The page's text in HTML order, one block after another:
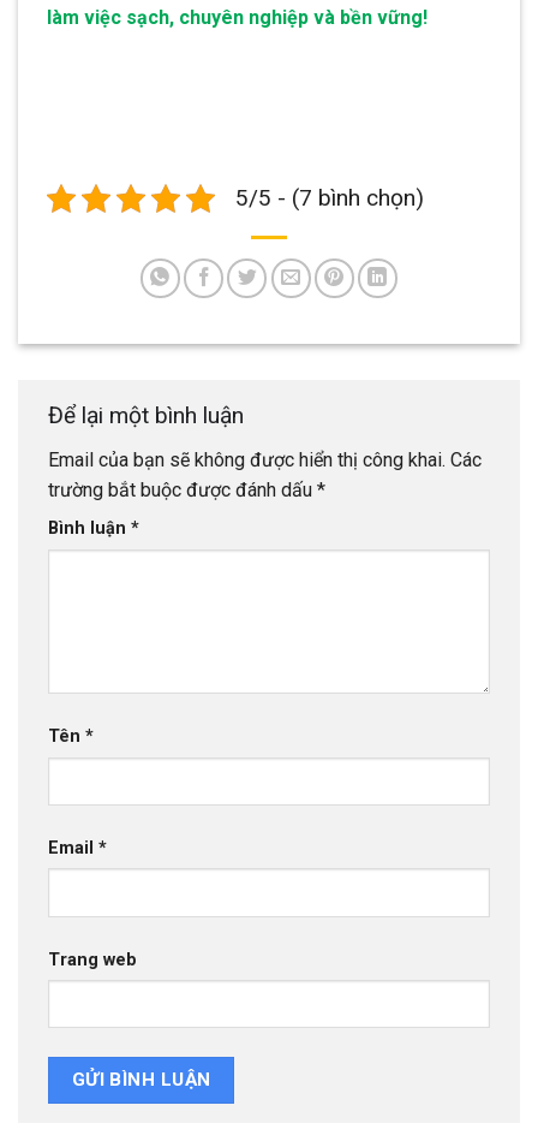
làm việc sạch, chuyên nghiệp và bền vững!
5/5 - (7 bình chọn)
Để lại một bình luận
Email của bạn sẽ không được hiển thị công khai. Các
trường bắt buộc được đánh dấu *
Bình luận *
Tên *
Email *
Trang web